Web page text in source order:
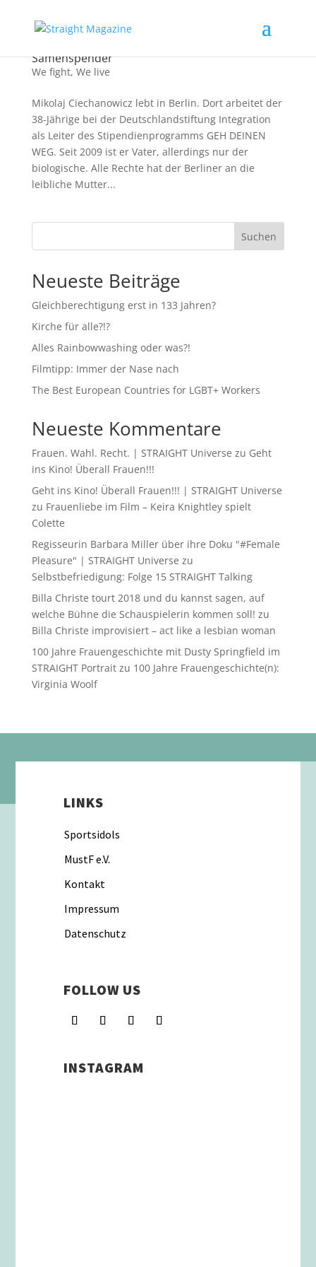
Samenspender
We fight, We live
Mikolaj Ciechanowicz lebt in Berlin. Dort arbeitet der
38-Jährige bei der Deutschlandstiftung Integration
als Leiter des Stipendienprogramms GEH DEINEN
WEG. Seit 2009 ist er Vater, allerdings nur der
biologische. Alle Rechte hat der Berliner an die
leibliche Mutter...
Suchen
Neueste Beiträge
Gleichberechtigung erst in 133 Jahren?
Kirche für alle?!?
Alles Rainbowwashing oder was?!
Filmtipp: Immer der Nase nach
The Best European Countries for LGBT+ Workers
Neueste Kommentare
Frauen. Wahl. Recht. | STRAIGHT Universe zu Geht
ins Kino! Überall Frauen!!!
Geht ins Kino! Überall Frauen!!! | STRAIGHT Universe
zu Frauenliebe im Film – Keira Knightley spielt
Colette
Regisseurin Barbara Miller über ihre Doku "#Female
Pleasure" | STRAIGHT Universe zu
Selbstbefriedigung: Folge 15 STRAIGHT Talking
Billa Christe tourt 2018 und du kannst sagen, auf
welche Bühne die Schauspielerin kommen soll! zu
Billa Christe improvisiert – act like a lesbian woman
100 Jahre Frauengeschichte mit Dusty Springfield im
STRAIGHT Portraitzu 100 Jahre Frauengeschichte(n):
Virginia Woolf
LINKS
Sportsidols
MustF e.V.
Kontakt
Impressum
Datenschutz
FOLLOW US
INSTAGRAM